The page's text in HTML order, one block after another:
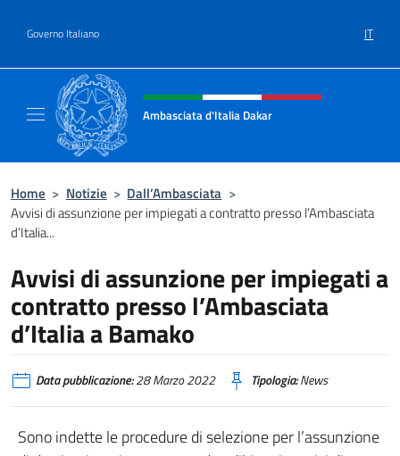
Governo Italiano IT
Intestazione sito, social e menù
Ambasciata d'Italia Dakar
Home > Notizie > Dall’Ambasciata >
Avvisi di assunzione per impiegati a contratto presso l’Ambasciata
d’Italia...
Avvisi di assunzione per impiegati a
contratto presso l’Ambasciata
d’Italia a Bamako
Data pubblicazione:28 Marzo 2022 Tipologia:News
Sono indette le procedure di selezione per l’assunzione